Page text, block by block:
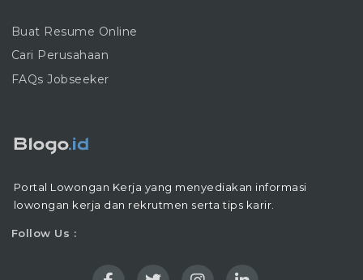
Buat Resume Online
Cari Perusahaan
FAQs Jobseeker
Portal Lowongan Kerja yang menyediakan informasi
lowongan kerja dan rekrutmen serta tips karir.
Follow Us :